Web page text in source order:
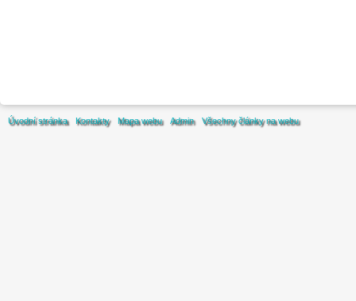
Úvodní stránka Kontakty Mapa webu Admin Všechny články na webu